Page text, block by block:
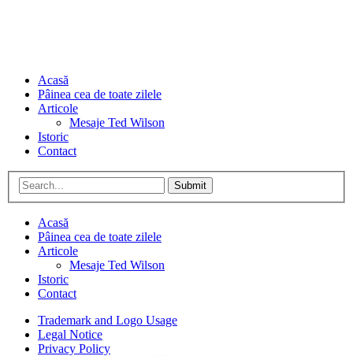
Acasă
Pâinea cea de toate zilele
Articole
Mesaje Ted Wilson
Istoric
Contact
Submit
Acasă
Pâinea cea de toate zilele
Articole
Mesaje Ted Wilson
Istoric
Contact
Trademark and Logo Usage
Legal Notice
Privacy Policy